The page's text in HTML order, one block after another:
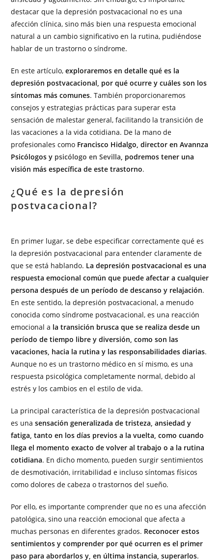
destacar que la depresión postvacacional no es una
afección clínica, sino más bien una respuesta emocional
natural a un cambio significativo en la rutina, pudiéndose
hablar de un trastorno o síndrome.
En este artículo,exploraremos en detalle qué es la
depresión postvacacional, por qué ocurre y cuáles son los
síntomas más comunes. También proporcionaremos
consejos y estrategias prácticas para superar esta
sensación de malestar general, facilitando la transición de
las vacaciones a la vida cotidiana. De la mano de
profesionales como Francisco Hidalgo, director en Avannza
Psicólogos y psicólogo en Sevilla, podremos tener una
visión más específica de este trastorno.
¿Qué es la depresión
postvacacional?
En primer lugar, se debe especificar correctamente qué es
la depresión postvacacional para entender claramente de
que se está hablando. La depresión postvacacional es una
respuesta emocional común que puede afectar a cualquier
persona después de un período de descanso y relajación.
En este sentido, la depresión postvacacional, a menudo
conocida como síndrome postvacacional, es una reacción
emocional a la transición brusca que se realiza desde un
período de tiempo libre y diversión, como son las
vacaciones, hacia la rutina y las responsabilidades diarias.
Aunque no es un trastorno médico en sí mismo, es una
respuesta psicológica completamente normal, debido al
estrés y los cambios en el estilo de vida.
La principal característica de la depresión postvacacional
es una sensación generalizada de tristeza, ansiedad y
fatiga, tanto en los días previos a la vuelta, como cuando
llega el momento exacto de volver al trabajo o a la rutina
cotidiana. En dicho momento, pueden surgir sentimientos
de desmotivación, irritabilidad e incluso síntomas físicos
como dolores de cabeza o trastornos del sueño.
Por ello, es importante comprender que no es una afección
patológica, sino una reacción emocional que afecta a
muchas personas en diferentes grados. Reconocer estos
sentimientos y comprender por qué ocurren es el primer
paso para abordarlos y, en última instancia, superarlos.